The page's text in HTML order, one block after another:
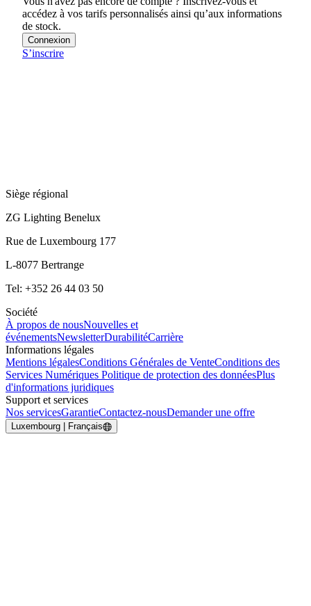
accédez à vos tarifs personnalisés ainsi qu’aux informations
de stock.
Connexion
S’inscrire
Siège régional
ZG Lighting Benelux
Rue de Luxembourg 177
L-8077 Bertrange
Tel: +352 26 44 03 50
Société
À propos de nousNouvelles et
événementsNewsletterDurabilitéCarrière
Informations légales
Mentions légalesConditions Générales de VenteConditions des
Services Numériques Politique de protection des donnéesPlus
d'informations juridiques
Support et services
Nos servicesGarantieContactez-nousDemander une offre
Luxembourg | Français